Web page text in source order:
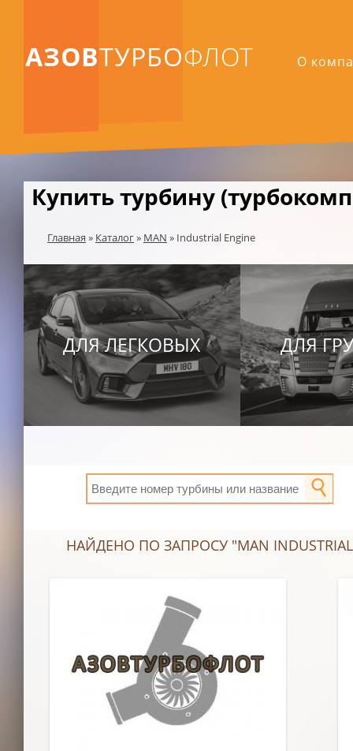
АЗОВТУРБОФЛОТ О
Купить турбину
Главная » Каталог» MAN » Industrial Engine
ДЛЯ ЛЕГКОВЫХ ДЛЯ
НАЙДЕНО ПО ЗАПРОСУ "MAN INDUSTRIAL